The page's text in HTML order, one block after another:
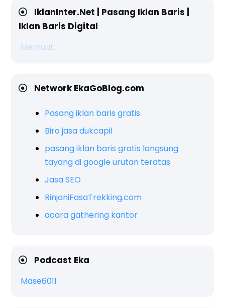
IklanInter.Net | Pasang Iklan Baris |
Iklan Baris Digital
Memuat...
Network EkaGoBlog.com
Pasang iklan baris gratis
Biro jasa dukcapil
pasang iklan baris gratis langsung
tayang di google urutan teratas
Jasa SEO
RinjaniFasaTrekking.com
acara gathering kantor
Podcast Eka
Mase6011